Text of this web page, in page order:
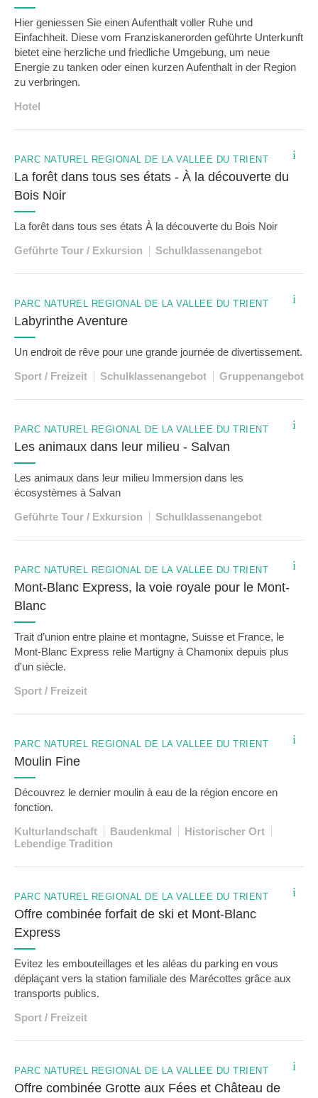
Hier geniessen Sie einen Aufenthalt voller Ruhe und
Einfachheit. Diese vom Franziskanerorden geführte Unterkunft
bietet eine herzliche und friedliche Umgebung, um neue
Energie zu tanken oder einen kurzen Aufenthalt in der Region
zu verbringen.
Hotel
i
PARC NATUREL RÉGIONAL DE LA VALLÉE DU TRIENT
La forêt dans tous ses états - À la découverte du
Bois Noir
La forêt dans tous ses états À la découverte du Bois Noir
Geführte Tour / Exkursion Schulklassenangebot
i
PARC NATUREL RÉGIONAL DE LA VALLÉE DU TRIENT
Labyrinthe Aventure
Un endroit de rêve pour une grande journée de divertissement.
Sport / Freizeit Schulklassenangebot Gruppenangebot
i
PARC NATUREL RÉGIONAL DE LA VALLÉE DU TRIENT
Les animaux dans leur milieu - Salvan
Les animaux dans leur milieu Immersion dans les
écosystèmes à Salvan
Geführte Tour / Exkursion Schulklassenangebot
i
PARC NATUREL RÉGIONAL DE LA VALLÉE DU TRIENT
Mont-Blanc Express, la voie royale pour le Mont-
Blanc
Trait d’union entre plaine et montagne, Suisse et France, le
Mont-Blanc Express relie Martigny à Chamonix depuis plus
d'un siècle.
Sport / Freizeit
i
PARC NATUREL RÉGIONAL DE LA VALLÉE DU TRIENT
Moulin Fine
Découvrez le dernier moulin à eau de la région encore en
fonction.
Kulturlandschaft Baudenkmal
Historischer Ort
Lebendige Tradition
i
PARC NATUREL RÉGIONAL DE LA VALLÉE DU TRIENT
Offre combinée forfait de ski et Mont-Blanc
Express
Evitez les embouteillages et les aléas du parking en vous
déplaçant vers la station familiale des Marécottes grâce aux
transports publics.
Sport / Freizeit
i
PARC NATUREL RÉGIONAL DE LA VALLÉE DU TRIENT
Offre combinée Grotte aux Fées et Château de